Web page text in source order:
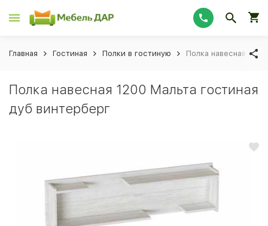
Главная Гостиная Полки в гостиную Полка навесная
Полка навесная 1200 Мальта гостиная
дуб винтерберг